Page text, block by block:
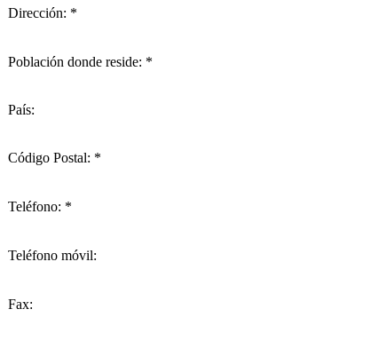
Dirección: *
Población donde reside: *
País:
Código Postal: *
Teléfono: *
Teléfono móvil:
Fax: